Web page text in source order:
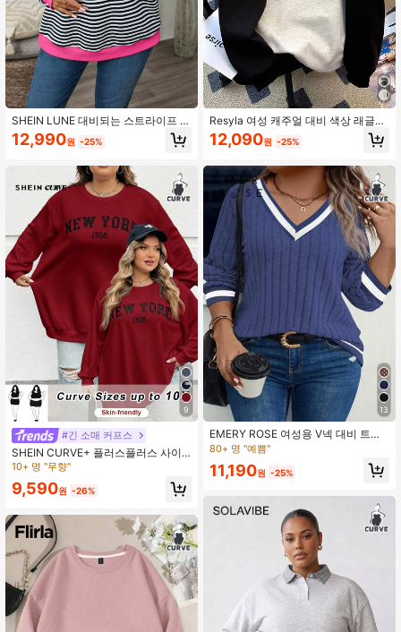
4.84 513K 팔로워
SHEIN LUNE 대비되는 스트라이프 편
안한 스포티 & 캐주얼 풀오버 스웨트
셔츠, 소재, 플러스 사이즈에 다용도
12,990원 -25%
9
#긴 소매 커프스
SHEIN CURVE+ 플러스플러스 사이
즈 캐주얼 루즈 뉴욕 그래픽 라운드넥
10+ 명 "무향"
9,590원 -26%
Resyla 여성 캐주얼 대비 색상 래글런
스플라이스 라운드 넥 긴팔 플러스 사
이즈 스웨트셔츠, 가을/겨울
12,090원 -25%
13
EMERY ROSE 여성용 V넥 대비 트림
소프트 플러스플러스 사이즈 골지 니
80+ 명 "예쁨"
11,190원 -25%